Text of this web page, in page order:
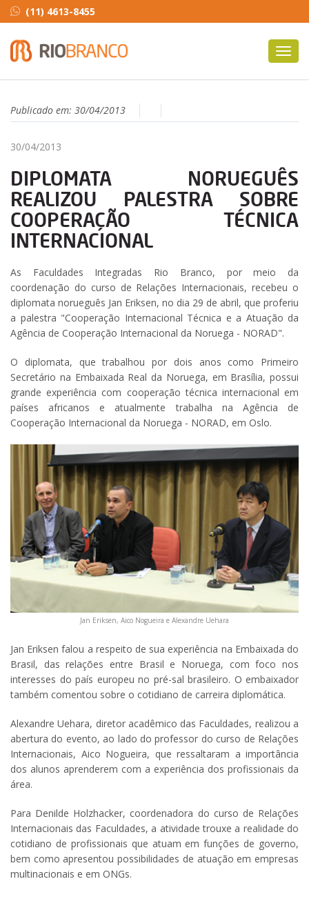
(11) 4613-8455
Publicado em: 30/04/2013
30/04/2013
DIPLOMATA NORUEGUÊS
REALIZOU PALESTRA SOBRE
COOPERAÇÃO TÉCNICA
INTERNACIONAL
As Faculdades Integradas Rio Branco, por meio da
coordenação do curso de Relações Internacionais, recebeu o
diplomata norueguês Jan Eriksen, no dia 29 de abril, que proferiu
a palestra "Cooperação Internacional Técnica e a Atuação da
Agência de Cooperação Internacional da Noruega - NORAD".
O diplomata, que trabalhou por dois anos como Primeiro
Secretário na Embaixada Real da Noruega, em Brasília, possui
grande experiência com cooperação técnica internacional em
países africanos e atualmente trabalha na Agência de
Cooperação Internacional da Noruega - NORAD, em Oslo.
Jan Eriksen, Aico Nogueira e Alexandre Uehara
Jan Eriksen falou a respeito de sua experiência na Embaixada do
Brasil, das relações entre Brasil e Noruega, com foco nos
interesses do país europeu no pré-sal brasileiro. O embaixador
também comentou sobre o cotidiano de carreira diplomática.
Alexandre Uehara, diretor acadêmico das Faculdades, realizou a
abertura do evento, ao lado do professor do curso de Relações
Internacionais, Aico Nogueira, que ressaltaram a importância
dos alunos aprenderem com a experiência dos profissionais da
área.
Para Denilde Holzhacker, coordenadora do curso de Relações
Internacionais das Faculdades, a atividade trouxe a realidade do
cotidiano de profissionais que atuam em funções de governo,
bem como apresentou possibilidades de atuação em empresas
multinacionais e em ONGs.